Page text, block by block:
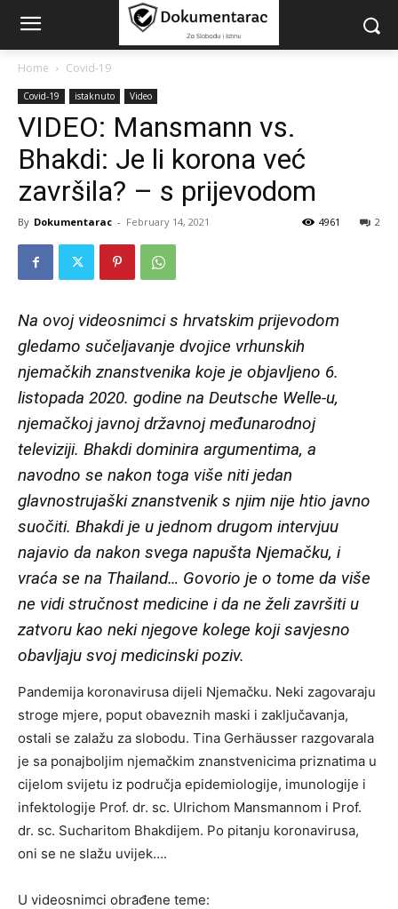
Home Covid-19
Covid-19 istaknuto Video
VIDEO: Mansmann vs.
Bhakdi: Je li korona već
završila? – s prijevodom
By Dokumentarac - February 14, 2021 2
4961
Na ovoj videosnimci s hrvatskim prijevodom
gledamo sučeljavanje dvojice vrhunskih
njemačkih znanstvenika koje je objavljeno 6.
listopada 2020. godine na Deutsche Welle-u,
njemačkoj javnoj državnoj međunarodnoj
televiziji. Bhakdi dominira argumentima, a
navodno se nakon toga više niti jedan
glavnostrujaški znanstvenik s njim nije htio javno
suočiti. Bhakdi je u jednom drugom intervjuu
najavio da nakon svega napušta Njemačku, i
vraća se na Thailand… Govorio je o tome da više
ne vidi stručnost medicine i da ne želi završiti u
zatvoru kao neki njegove kolege koji savjesno
obavljaju svoj medicinski poziv.
Pandemija koronavirusa dijeli Njemačku. Neki zagovaraju
stroge mjere, poput obaveznih maski i zaključavanja,
ostali se zalažu za slobodu. Tina Gerhäusser razgovarala
je sa ponajboljim njemačkim znanstvenicima priznatima u
cijelom svijetu iz područja epidemiologije, imunologije i
infektologije Prof. dr. sc. Ulrichom Mansmannom i Prof.
dr. sc. Sucharitom Bhakdijem. Po pitanju koronavirusa,
oni se ne slažu uvijek….
U videosnimci obrađene teme: